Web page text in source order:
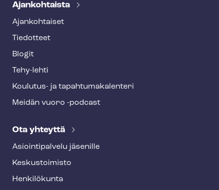
Ajankohtaista
Ajankohtaiset
Tiedotteet
Blogit
Tehy-lehti
Koulutus- ja ta­pah­tu­ma­ka­len­te­ri
Meidän vuoro -podcast
Ota yhteyttä
Asioin­ti­pal­ve­lu jäsenille
Keskustoimisto
Henkilökunta